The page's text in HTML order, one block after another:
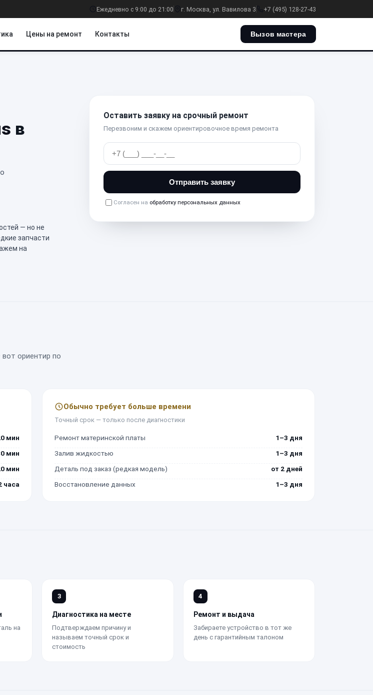
Ежедневно с 9:00 до 21:00 г. Москва, ул. Вавилова 3 +7 (495) 128-27-43
Цены на ремонт Контакты Вызов мастера
в
— но не
запчасти
на
Оставить заявку на срочный ремонт
Перезвоним и скажем ориентировочное время ремонта
Отправить заявку
Согласен на обработку персональных данных
ориентир по
мин
мин
мин
часа
Обычно требует больше времени
Точный срок — только после диагностики
Ремонт материнской платы
1–3 дня
Залив жидкостью
1–3 дня
Деталь под заказ (редкая модель)
от 2 дней
Восстановление данных
1–3 дня
на
3
Диагностика на месте
Подтверждаем причину и
называем точный срок и
стоимость
4
Ремонт и выдача
Забираете устройство в тот же
день с гарантийным талоном